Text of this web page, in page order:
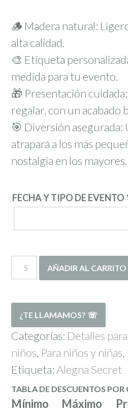
🪵 Madera natural:
alta calidad.
🎨 Etiqueta
medida para tu evento.
🎁 Presentación
regalar, con un acabado
🎯 Diversión asegurada:
atrapará a los más
nostalgia en los mayores.
FECHA Y TIPO DE EVENTO
Mikado
cantidad
AÑADIR AL CARRITO
Categorías: Detalles
niños, Para niños y niñas,
Etiqueta:Alegna Secret
TABLA DE DESCUENTOS
Mínimo Máximo